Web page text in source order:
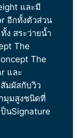
และมี
อีกทั้งตัวส่วน
ง สระว่ายน้ำ
The
The
และ
มผัสกับวิว
มุมสูงชนิดที่
ป็นSignature